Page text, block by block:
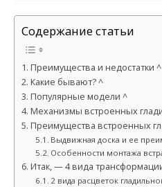
Содержание статьи
Преимущества и недостатки ^
Какие бывают? ^
Популярные модели ^
Механизмы встроенных
Преимущества встроенных
Выдвижная доска и ее
Особенности монтажа
Итак, — 4 вида
2 вида расцветок